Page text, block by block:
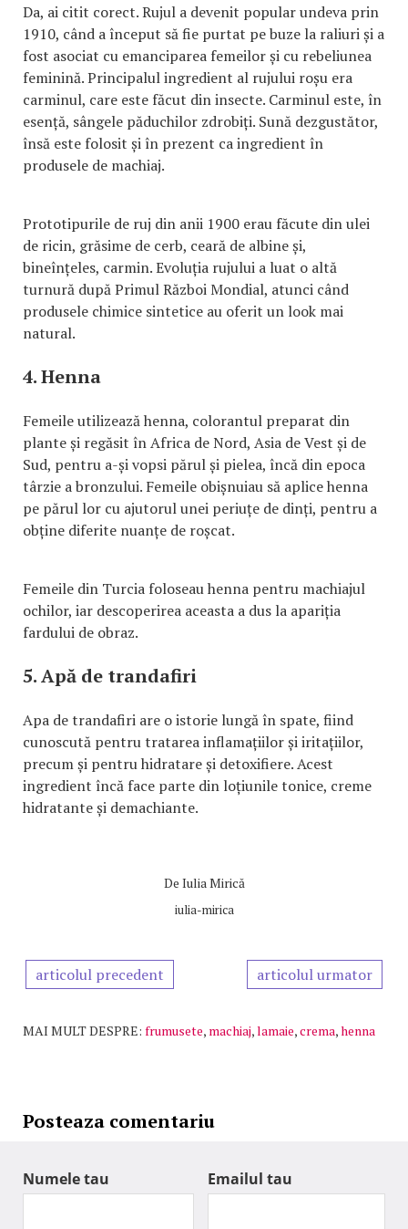
Da, ai citit corect. Rujul a devenit popular undeva prin
1910, când a început să fie purtat pe buze la raliuri și a
fost asociat cu emanciparea femeilor și cu rebeliunea
feminină. Principalul ingredient al rujului roșu era
carminul, care este făcut din insecte. Carminul este, în
esență, sângele păduchilor zdrobiți. Sună dezgustător,
însă este folosit și în prezent ca ingredient în
produsele de machiaj.
Prototipurile de ruj din anii 1900 erau făcute din ulei
de ricin, grăsime de cerb, ceară de albine și,
bineînțeles, carmin. Evoluția rujului a luat o altă
turnură după Primul Război Mondial, atunci când
produsele chimice sintetice au oferit un look mai
natural.
4. Henna
Femeile utilizează henna, colorantul preparat din
plante și regăsit în Africa de Nord, Asia de Vest și de
Sud, pentru a-și vopsi părul și pielea, încă din epoca
târzie a bronzului. Femeile obișnuiau să aplice henna
pe părul lor cu ajutorul unei periuțe de dinți, pentru a
obține diferite nuanțe de roșcat.
Femeile din Turcia foloseau henna pentru machiajul
ochilor, iar descoperirea aceasta a dus la apariția
fardului de obraz.
5. Apă de trandafiri
Apa de trandafiri are o istorie lungă în spate, fiind
cunoscută pentru tratarea inflamațiilor și iritațiilor,
precum și pentru hidratare și detoxifiere. Acest
ingredient încă face parte din loțiunile tonice, creme
hidratante și demachiante.
De Iulia Mirică
iulia-mirica
articolul precedent articolul urmator
MAI MULT DESPRE: frumusete, machiaj,lamaie,crema,henna
Posteaza comentariu
Numele tau Emailul tau